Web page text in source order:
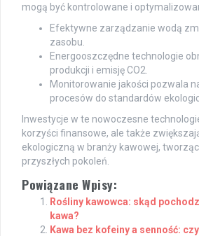
mogą być kontrolowane i
Efektywne zarządzanie wodą
zasobu.
Energooszczędne technologie
produkcji i emisję CO2.
Monitorowanie jakości pozwala
procesów do standardów
Inwestycje w te nowoczesne
korzyści finansowe, ale także
ekologiczną w branży kawowej,
przyszłych pokoleń.
Powiązane Wpisy:
Rośliny kawowca: skąd
kawa?
Kawa bez kofeiny a senność: